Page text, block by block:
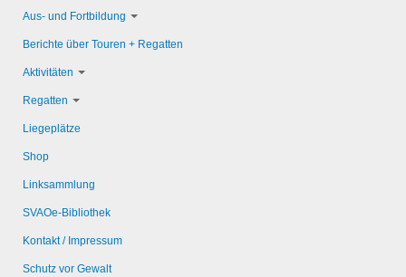
Aus- und Fortbildung
Berichte über Touren + Regatten
Aktivitäten
Regatten
Liegeplätze
Shop
Linksammlung
SVAOe-Bibliothek
Kontakt / Impressum
Schutz vor Gewalt